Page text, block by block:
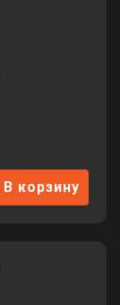
В корзину